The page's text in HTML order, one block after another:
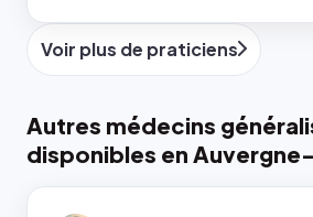
Voir plus de praticiens
Autres médecins
disponibles en